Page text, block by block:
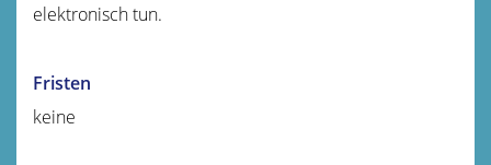
elektronisch tun.
Fristen
keine